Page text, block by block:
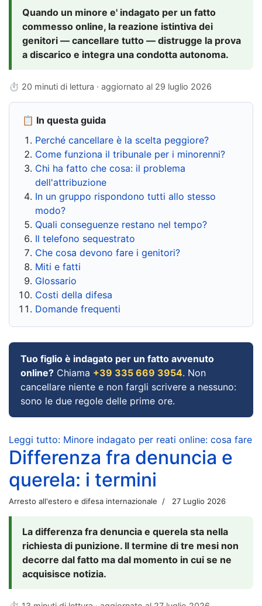
Quando un minore e' indagato per un fatto
commesso online, la reazione istintiva dei
genitori — cancellare tutto — distrugge la prova
a discarico e integra una condotta autonoma.
⏱ 20 minuti di lettura · aggiornato al 29 luglio 2026
📋 In questa guida
Perché cancellare è la scelta peggiore?
Come funziona il tribunale per i minorenni?
Chi ha fatto che cosa: il problema
dell'attribuzione
In un gruppo rispondono tutti allo stesso
modo?
Quali conseguenze restano nel tempo?
Il telefono sequestrato
Che cosa devono fare i genitori?
Miti e fatti
Glossario
Costi della difesa
Domande frequenti
Tuo figlio è indagato per un fatto avvenuto
online? Chiama +39 335 669 3954. Non
cancellare niente e non fargli scrivere a nessuno:
sono le due regole delle prime ore.
Leggi tutto: Minore indagato per reati online: cosa fare
Differenza fra denuncia e
querela: i termini
Arresto all'estero e difesa internazionale 27 Luglio 2026
La differenza fra denuncia e querela sta nella
richiesta di punizione. Il termine di tre mesi non
decorre dal fatto ma dal momento in cui se ne
acquisisce notizia.